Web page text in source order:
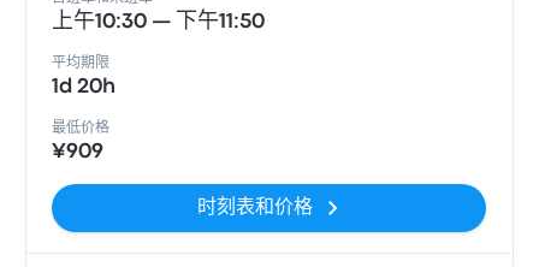
上午10:30 — 下午11:50
平均期限
1d 20h
最低价格
¥909
时刻表和价格